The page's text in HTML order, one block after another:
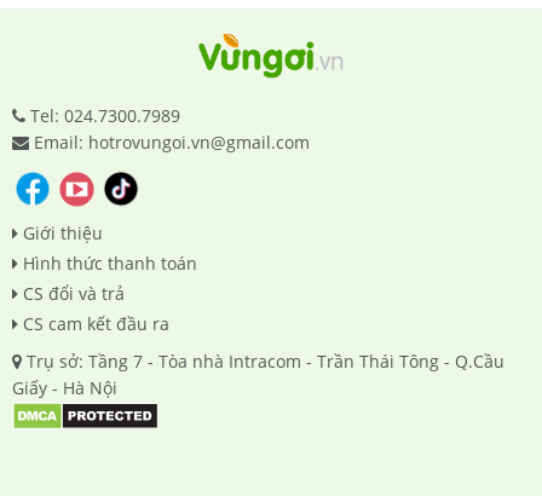
Tel: 024.7300.7989
Email: hotrovungoi.vn@gmail.com
Giới thiệu
Hình thức thanh toán
CS đổi và trả
CS cam kết đầu ra
Trụ sở: Tầng 7 - Tòa nhà Intracom - Trần Thái Tông - Q.Cầu
Giấy - Hà Nội